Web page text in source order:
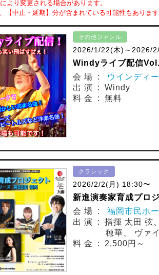
より変更される場合があります。
【中止・延期】分が含まれている可能性もありま
その他ジャンル
2026/1/22(木)～2026/
Windyライブ配信
会 場 :
ウインディ
出 演 : Windy
料 金 : 無料
クラシック
2026/2/2(月) 18:30〜
新進演奏家育成プロ
会 場 : 福岡市民ホ
出 演 : 指揮 太田 弦
穂華、 ヴァ
料 金 : 2,500円～